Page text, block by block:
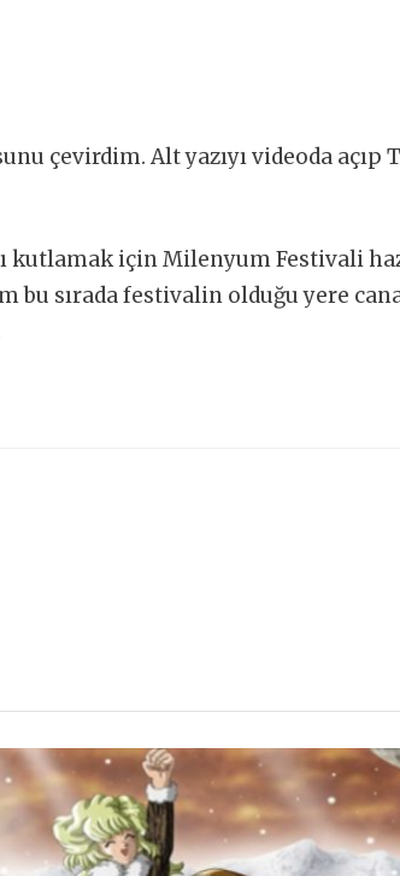
çevirdim. Alt yazıyı videoda açıp
kutlamak için Milenyum Festivali
bu sırada festivalin olduğu yere